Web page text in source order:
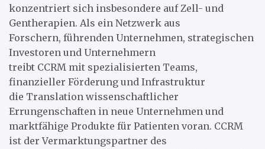
konzentriert sich insbesondere auf Zell- und
Gentherapien. Als ein Netzwerk aus
Forschern, führenden Unternehmen, strategischen
Investoren und Unternehmern
treibt CCRM mit spezialisierten Teams,
finanzieller Förderung und Infrastruktur
die Translation wissenschaftlicher
Errungenschaften in neue Unternehmen und
marktfähige Produkte für Patienten voran. CCRM
ist der Vermarktungspartner des